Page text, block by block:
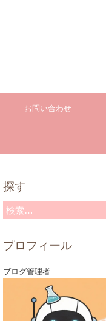
お問い合わせ
探す
検
:プロフィール
ブログ管理者